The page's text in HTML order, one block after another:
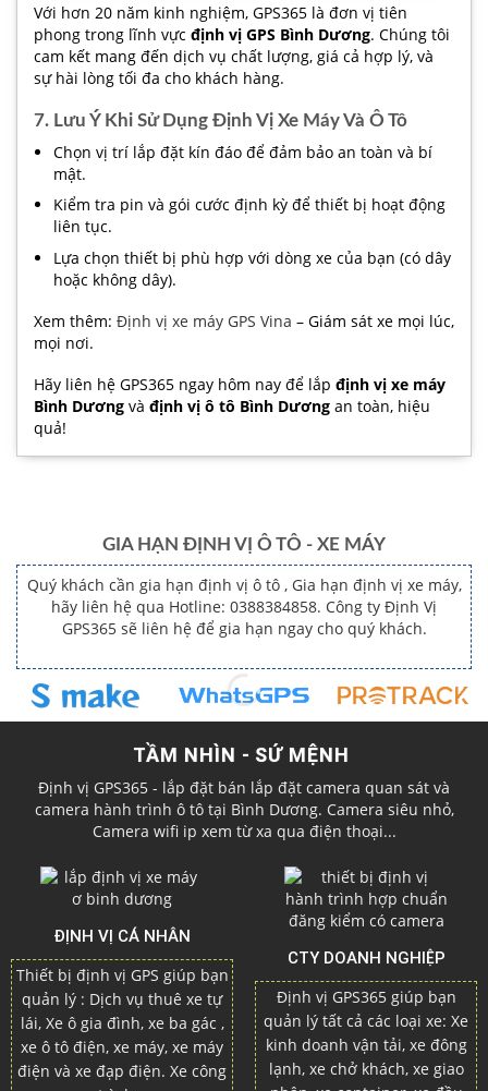
Với hơn 20 năm kinh nghiệm, GPS365 là đơn vị tiên
phong trong lĩnh vực định vị GPS Bình Dương. Chúng tôi
cam kết mang đến dịch vụ chất lượng, giá cả hợp lý, và
sự hài lòng tối đa cho khách hàng.
7. Lưu Ý Khi Sử Dụng Định Vị Xe Máy Và Ô Tô
Chọn vị trí lắp đặt kín đáo để đảm bảo an toàn và bí
mật.
Kiểm tra pin và gói cước định kỳ để thiết bị hoạt động
liên tục.
Lựa chọn thiết bị phù hợp với dòng xe của bạn (có dây
hoặc không dây).
Xem thêm: Định vị xe máy GPS Vina – Giám sát xe mọi lúc,
mọi nơi.
Hãy liên hệ GPS365 ngay hôm nay để lắp định vị xe máy
Bình Dương và định vị ô tô Bình Dương an toàn, hiệu
quả!
GIA HẠN ĐỊNH VỊ Ô TÔ - XE MÁY
Quý khách cần gia hạn định vị ô tô , Gia hạn định vị xe máy,
hãy liên hệ qua Hotline: 0388384858. Công ty Định Vị
GPS365 sẽ liên hệ để gia hạn ngay cho quý khách.
TẦM NHÌN - SỨ MỆNH
Định vị GPS365 - lắp đặt bán lắp đặt camera quan sát và
camera hành trình ô tô tại Bình Dương. Camera siêu nhỏ,
Camera wifi ip xem từ xa qua điện thoại...
ĐỊNH VỊ CÁ NHÂN
Thiết bị định vị GPS giúp bạn
quản lý : Dịch vụ thuê xe tự
lái, Xe ô gia đình, xe ba gác ,
xe ô tô điện, xe máy, xe máy
điện và xe đạp điện. Xe công
CTY DOANH NGHIỆP
Định vị GPS365 giúp bạn
quản lý tất cả các loại xe: Xe
kinh doanh vận tải, xe đông
lạnh, xe chở khách, xe giao